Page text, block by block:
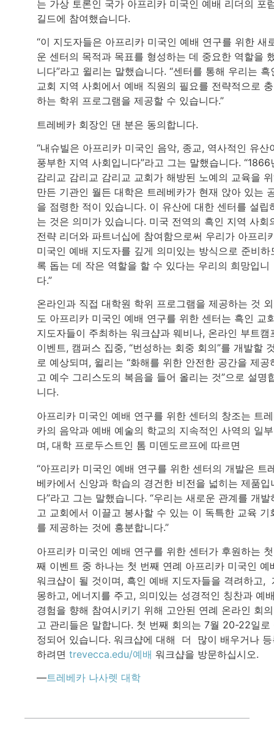
는 가상 토론인 국가 아프리카 미국인 예배 리더의 포
길드에 참여했습니다.
“이 지도자들은 아프리카 미국인 예배 연구를 위한 새
운 센터의 목적과 목표를 형성하는 데 중요한 역할을
니다”라고 윌리는 말했습니다. “센터를 통해 우리는 흑
교회 지역 사회에서 예배 직원의 필요를 전략적으로
하는 학위 프로그램을 제공할 수 있습니다.”
트레베카 회장인 댄 분은 동의합니다.
“내슈빌은 아프리카 미국인 음악, 종교, 역사적인 유산
풍부한 지역 사회입니다”라고 그는 말했습니다. “1866
감리교 감리교 감리교 교회가 해방된 노예의 교육을
만든 기관인 월든 대학은 트레베카가 현재 앉아 있는
을 점령한 적이 있습니다. 이 유산에 대한 센터를 설립
는 것은 의미가 있습니다. 미국 전역의 흑인 지역 사회
전략 리더와 파트너십에 참여함으로써 우리가 아프리
미국인 예배 지도자를 깊게 의미있는 방식으로 준비하
록 돕는 데 작은 역할을 할 수 있다는 우리의 희망입니
다.”
온라인과 직접 대학원 학위 프로그램을 제공하는 것
도 아프리카 미국인 예배 연구를 위한 센터는 흑인 교
지도자들이 주최하는 워크샵과 웨비나, 온라인 부트캠
이벤트, 캠퍼스 집중, “번성하는 회중 회의”를 개발할
로 예상되며, 윌리는 “화해를 위한 안전한 공간을 제공
고 예수 그리스도의 복음을 들어 올리는 것”으로 설명
니다.
아프리카 미국인 예배 연구를 위한 센터의 창조는 트
카의 음악과 예배 예술의 학교의 지속적인 사역의 일
며, 대학 프로두스트인 톰 미덴도르프에 따르면
“아프리카 미국인 예배 연구를 위한 센터의 개발은 트
베카에서 신앙과 학습의 경건한 비전을 넓히는 제품입
다”라고 그는 말했습니다. “우리는 새로운 관계를 개발
고 교회에서 이끌고 봉사할 수 있는 이 독특한 교육 기
를 제공하는 것에 흥분합니다.”
아프리카 미국인 예배 연구를 위한 센터가 후원하는
째 이벤트 중 하나는 첫 번째 연례 아프리카 미국인 예
워크샵이 될 것이며, 흑인 예배 지도자들을 격려하고,
몽하고, 에너지를 주고, 의미있는 성경적인 칭찬과 예
경험을 향해 참여시키기 위해 고안된 연례 온라인 회
고 관리들은 말합니다. 첫 번째 회의는 7월 20-22일로
정되어 있습니다. 워크샵에 대해 더 많이 배우거나 등
하려면 trevecca.edu/예배 워크샵을 방문하십시오.
—트레베카 나사렛 대학